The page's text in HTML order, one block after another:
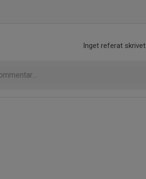
Inget referat skrivet